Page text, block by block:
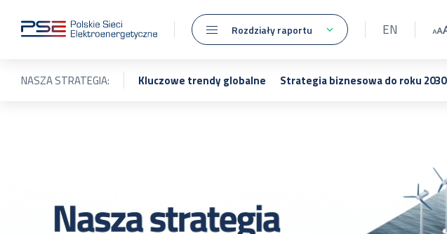
Rozdziały raportu EN
NASZA STRATEGIA: Kluczowe trendy globalne Strategia biznesowa do roku 2030